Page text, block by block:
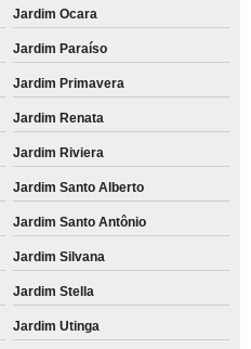
Jardim Ocara
Jardim Paraíso
Jardim Primavera
Jardim Renata
Jardim Riviera
Jardim Santo Alberto
Jardim Santo Antônio
Jardim Silvana
Jardim Stella
Jardim Utinga